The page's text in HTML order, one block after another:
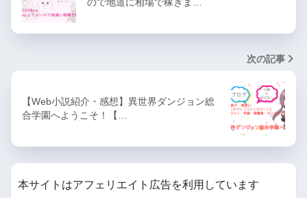
次の記事
【Web小説紹介・感想】異世界ダンジョン総
合学園へようこそ！【…
本サイトはアフェリエイト広告を利用しています